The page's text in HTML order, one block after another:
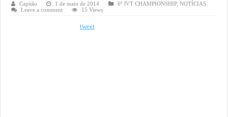
Capitão 1 de maio de 2014 6º JVT CHAMPIONSHIP,NOTÍCIAS
Leave a comment
15 Views
tweet